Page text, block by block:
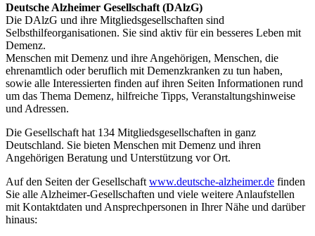
Deutsche Alzheimer Gesellschaft (DAlzG)
Die DAlzG und ihre Mitgliedsgesellschaften sind
Selbsthilfeorganisationen. Sie sind aktiv für ein besseres Leben mit
Demenz.
Menschen mit Demenz und ihre Angehörigen, Menschen, die
ehrenamtlich oder beruflich mit Demenzkranken zu tun haben,
sowie alle Interessierten finden auf ihren Seiten Informationen rund
um das Thema Demenz, hilfreiche Tipps, Veranstaltungshinweise
und Adressen.
Die Gesellschaft hat 134 Mitgliedsgesellschaften in ganz
Deutschland. Sie bieten Menschen mit Demenz und ihren
Angehörigen Beratung und Unterstützung vor Ort.
Auf den Seiten der Gesellschaft www.deutsche-alzheimer.de finden
Sie alle Alzheimer-Gesellschaften und viele weitere Anlaufstellen
mit Kontaktdaten und Ansprechpersonen in Ihrer Nähe und darüber
hinaus: